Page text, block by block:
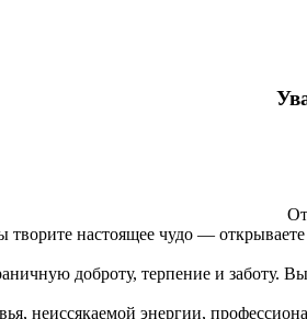
настоящее чудо —
доброту, терпение и заботу.
неиссякаемой энергии,